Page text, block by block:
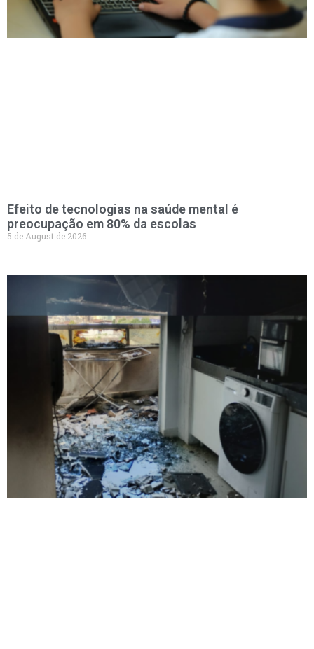
Efeito de tecnologias na saúde mental é
preocupação em 80% da escolas
5 de August de 2026